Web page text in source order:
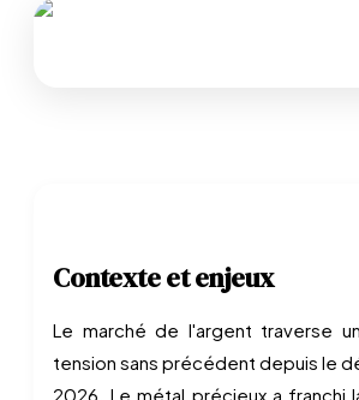
Contexte et enjeux
Le marché de l'argent traverse une période de
tension sans précédent depuis le
2026. Le métal précieux a franchi